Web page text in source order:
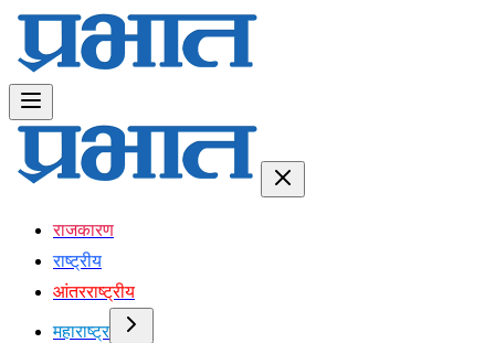
राजकारण
राष्ट्रीय
आंतरराष्ट्रीय
महाराष्ट्र